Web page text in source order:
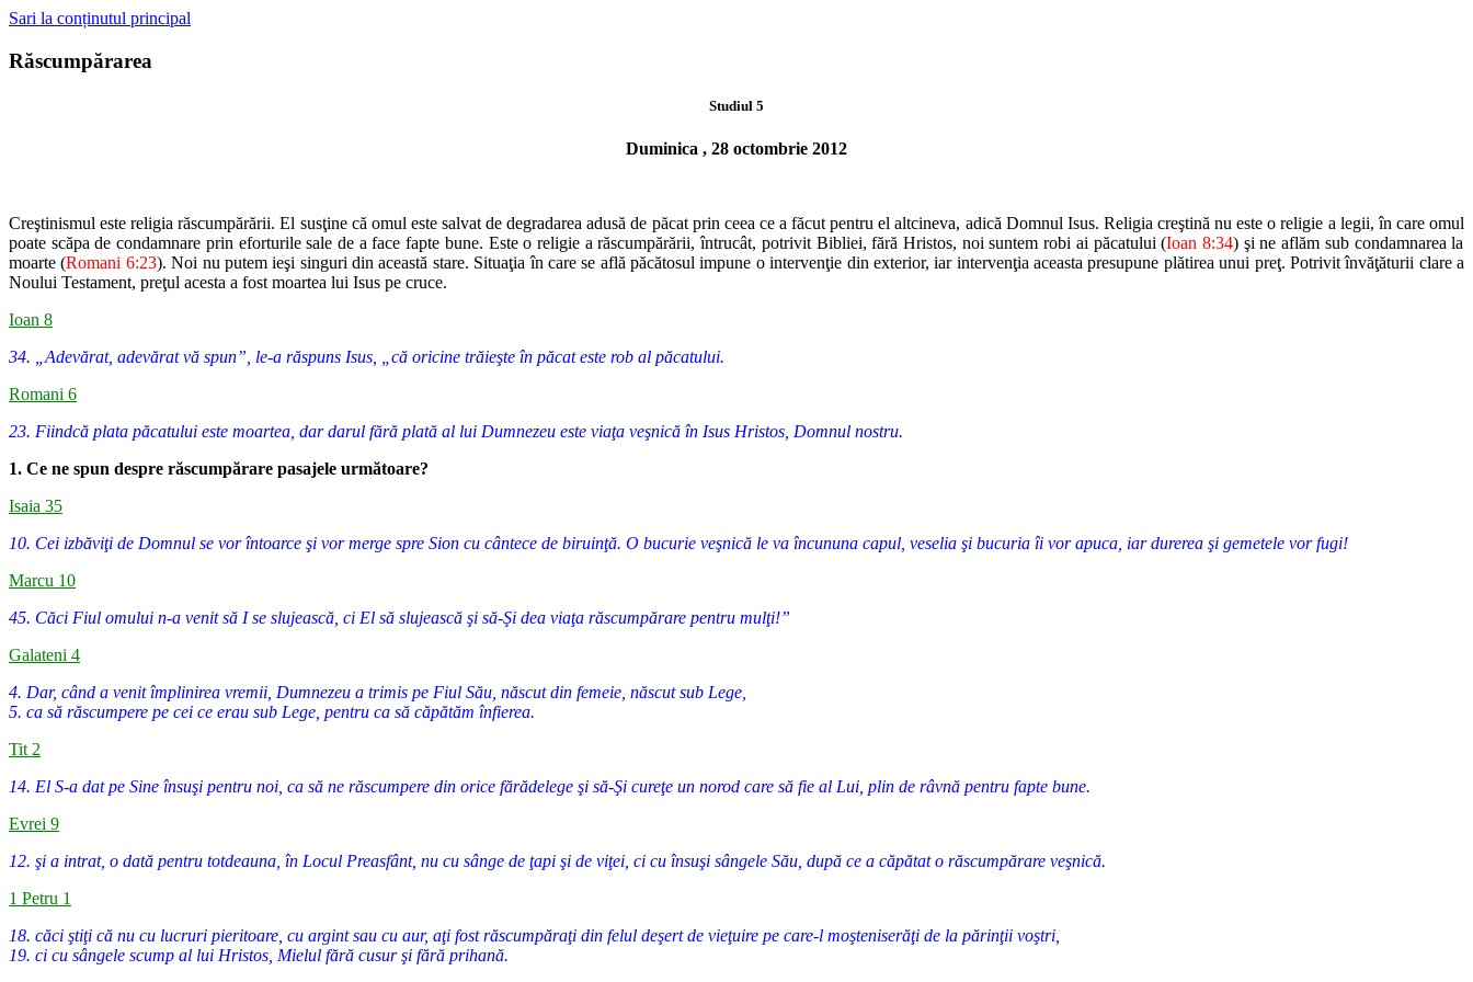
Sari la conținutul principal
Răscumpărarea
Studiul 5
Duminica , 28 octombrie 2012
Creştinismul este religia răscumpărării. El susţine că omul este salvat de degradarea adusă de păcat prin ceea ce a făcut pentru el altcineva, adică Domnul Isus. Religia creştină nu este o religie a legii, în care omul
poate scăpa de condamnare prin eforturile sale de a face fapte bune. Esteo religie a răscumpărării, întrucât, potrivit Bibliei, fără Hristos, noi suntem robi ai păcatului (Ioan 8:34) şi ne aflăm sub condamnarea la
moarte (Romani 6:23). Noi nu putem ieşi singuri din această stare. Situaţia în care se află păcătosul impune o intervenţie din exterior, iar intervenţia aceasta presupune plătirea unui preţ. Potrivit învăţăturii clare a
Noului Testament, preţul acesta a fost moartea lui Isus pe cruce.
Ioan 8
34. „Adevărat, adevărat vă spun”, le-a răspuns Isus, „că oricine trăieşte în păcat este rob al păcatului.
Romani 6
23. Fiindcă plata păcatului este moartea, dar darul fără plată al lui Dumnezeu este viaţa veşnică în Isus Hristos, Domnul nostru.
1. Ce ne spun despre răscumpărare pasajele următoare?
Isaia 35
10. Cei izbăviţi de Domnul se vor întoarce şi vor merge spre Sion cu cântece de biruinţă. O bucurie veşnică le va încununa capul, veselia şi bucuria îi vor apuca, iar durerea şi gemetele vor fugi!
Marcu 10
45. Căci Fiul omului n-a venit să I se slujească, ci El să slujească şi să-Şi dea viaţa răscumpărare pentru mulţi!”
Galateni 4
4. Dar, când a venit împlinirea vremii, Dumnezeu a trimis pe Fiul Său, născut din femeie, născut sub Lege,
5. ca să răscumpere pe cei ce erau sub Lege, pentru ca să căpătăm înfierea.
Tit 2
14. El S-a dat pe Sine însuşi pentru noi, ca să ne răscumpere din orice fărădelege şi să-Şi cureţe un norod care să fie al Lui, plin de râvnă pentru fapte bune.
Evrei 9
12. şi a intrat, o dată pentru totdeauna, în Locul Preasfânt, nu cu sânge de ţapi şi de viţei, ci cu însuşi sângele Său, după ce a căpătat o răscumpărare veşnică.
1 Petru 1
18. căci ştiţi că nu cu lucruri pieritoare, cu argint sau cu aur, aţi fost răscumpăraţi din felul deşert de vieţuire pe care-l moşteniserăţi de la părinţii voştri,
19. ci cu sângele scump al lui Hristos, Mielul fără cusur şi fără prihană.